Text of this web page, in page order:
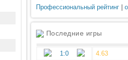
Профессиональный рейтинг
Последние игры
1:0
4.63